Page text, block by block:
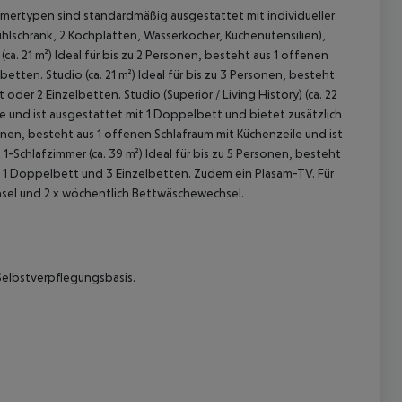
sind standardmäßig ausgestattet mit individueller
2 Kochplatten, Wasserkocher, Küchenutensilien),
21 m²) Ideal für bis zu 2 Personen, besteht aus 1 offenen
Studio (ca. 21 m²) Ideal für bis zu 3 Personen, besteht
oder 2 Einzelbetten. Studio (Superior / Living History) (ca. 22
und ist ausgestattet mit 1 Doppelbett und bietet zusätzlich
besteht aus 1 offenen Schlafraum mit Küchenzeile und ist
Schlafzimmer (ca. 39 m²) Ideal für bis zu 5 Personen, besteht
Doppelbett und 3 Einzelbetten. Zudem ein Plasam-TV. Für
und 2 x wöchentlich Bettwäschewechsel.